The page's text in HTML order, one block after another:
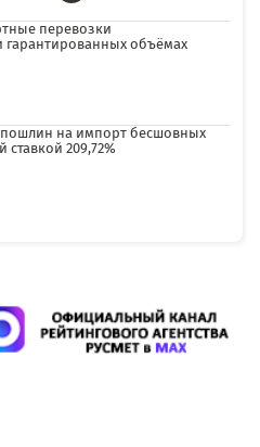
перевозки
гарантированных объёмах
на импорт бесшовных
209,72%